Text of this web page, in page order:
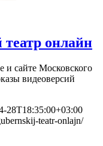
онлайн
и сайте Московского
видеоверсий
28T18:35:00+03:00
teatr-onlajn/